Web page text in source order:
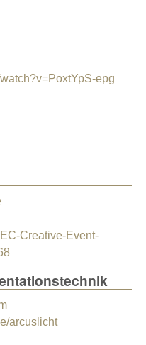
epg
Creative-Event-
arcuslicht